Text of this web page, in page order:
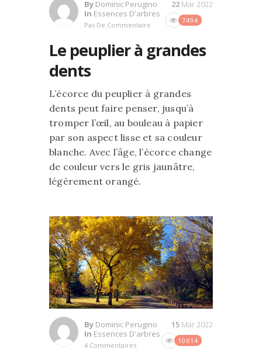
By Dominic Perugino
In Essences D'arbres
Pas De Commentaire
7494
22 Mar 2022
Le peuplier à grandes
dents
L’écorce du peuplier à grandes
dents peut faire penser, jusqu’à
tromper l’œil, au bouleau à papier
par son aspect lisse et sa couleur
blanche. Avec l’âge, l’écorce change
de couleur vers le gris jaunâtre,
légèrement orangé.
By Dominic Perugino
In Essences D'arbres
4 Commentaires
10614
15 Mar 2022